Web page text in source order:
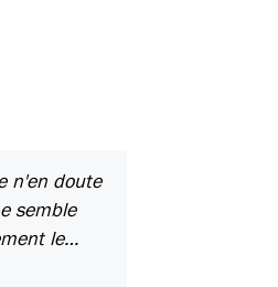
n'en doute
semble
le…